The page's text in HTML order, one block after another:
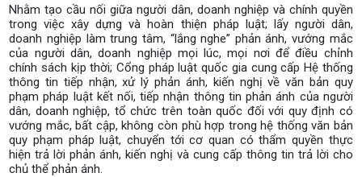
Nhằm tạo cầu nối giữa người dân, doanh nghiệp và chính quyền
trong việc xây dựng và hoàn thiện pháp luật; lấy người dân,
doanh nghiệp làm trung tâm, “lắng nghe” phản ánh, vướng mắc
của người dân, doanh nghiệp mọi lúc, mọi nơi để điều chỉnh
chính sách kịp thời; Cổng pháp luật quốc gia cung cấp Hệ thống
thông tin tiếp nhận, xử lý phản ánh, kiến nghị về văn bản quy
phạm pháp luật kết nối, tiếp nhận thông tin phản ánh của người
dân, doanh nghiệp, tổ chức trên toàn quốc đối với quy định có
vướng mắc, bất cập, không còn phù hợp trong hệ thống văn bản
quy phạm pháp luật, chuyển tới cơ quan có thẩm quyền thực
hiện trả lời phản ánh, kiến nghị và cung cấp thông tin trả lời cho
chủ thể phản ánh.